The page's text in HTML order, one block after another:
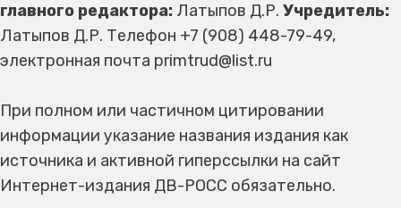
главного редактора: Латыпов Д.Р. Учредитель:
Латыпов Д.Р. Телефон +7 (908) 448-79-49,
электронная почта primtrud@list.ru
При полном или частичном цитировании
информации указание названия издания как
источника и активной гиперссылки на сайт
Интернет-издания ДВ-РОСС обязательно.